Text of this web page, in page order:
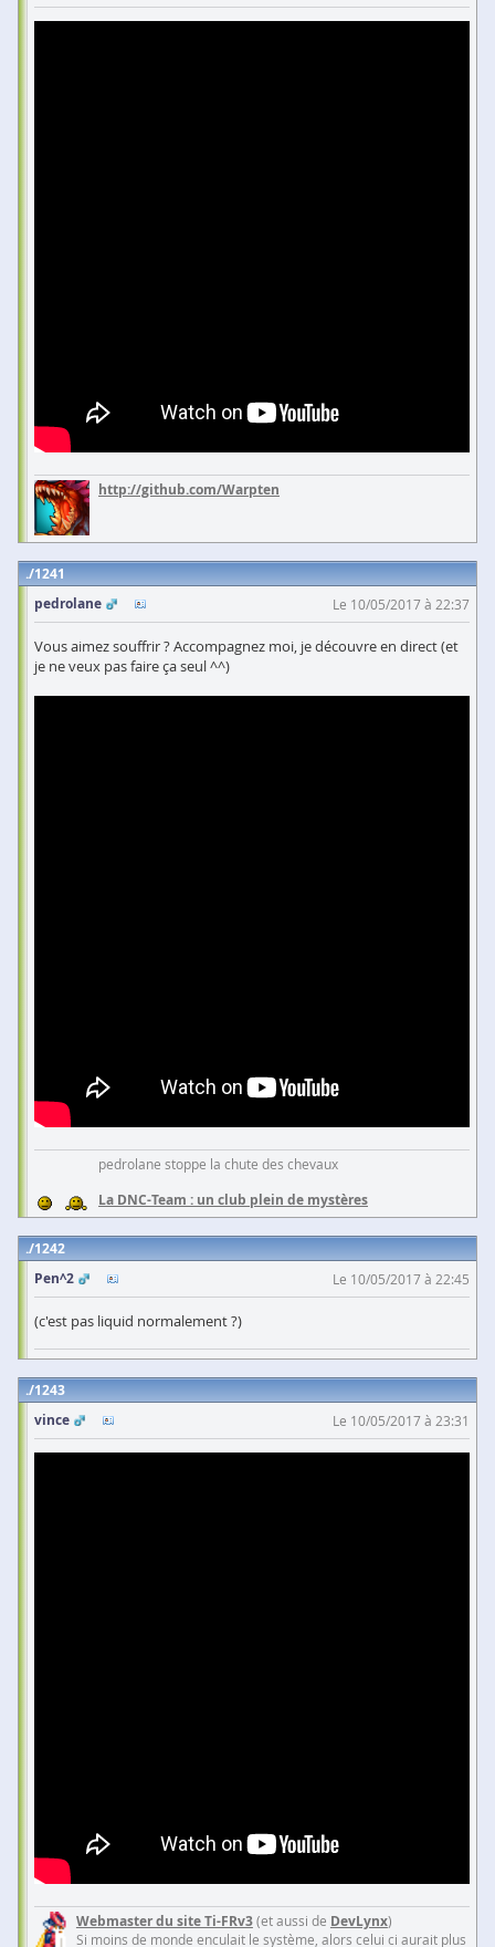
http://github.com/Warpten
1241
pedrolane
Le 10/05/2017 à 22:37
Vous aimez souffrir ? Accompagnez moi, je découvre en direct (et
je ne veux pas faire ça seul ^^)
pedrolane stoppe la chute des chevaux
La DNC-Team : un club plein de mystères
1242
Pen^2
Le 10/05/2017 à 22:45
(c'est pas liquid normalement ?)
1243
vince
Le 10/05/2017 à 23:31
Webmaster du site Ti-FRv3(et aussi de DevLynx)
Si moins de monde enculait le système, alors celui ci aurait plus